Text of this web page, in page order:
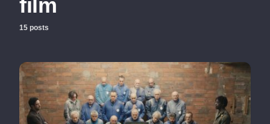
film
15 posts